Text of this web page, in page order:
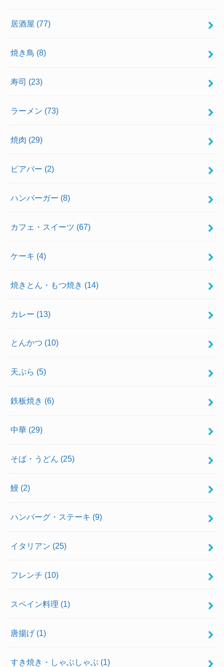
居酒屋 (77)
焼き鳥 (8)
寿司 (23)
ラーメン (73)
焼肉 (29)
ビアバー (2)
ハンバーガー (8)
カフェ・スイーツ (67)
ケーキ (4)
焼きとん・もつ焼き (14)
カレー (13)
とんかつ (10)
天ぷら (5)
鉄板焼き (6)
中華 (29)
そば・うどん (25)
鰻 (2)
ハンバーグ・ステーキ (9)
イタリアン (25)
フレンチ (10)
スペイン料理 (1)
唐揚げ (1)
すき焼き・しゃぶしゃぶ (1)